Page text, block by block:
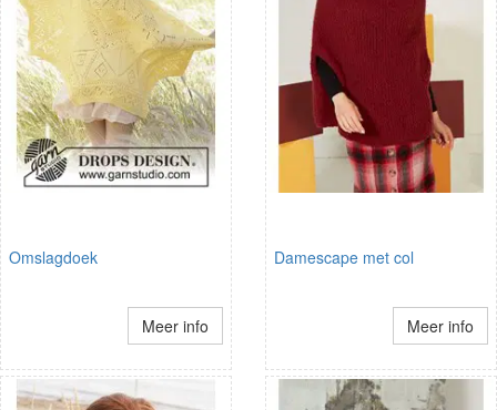
Omslagdoek
Meer info
Damescape met col
Meer info